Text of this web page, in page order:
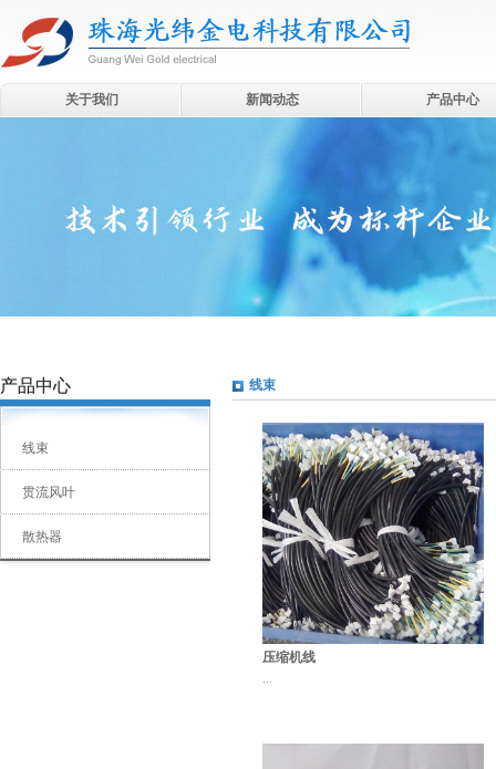
珠海光纬金电科技有限公司
关于我们 新闻动态 产品中心
产品中心
线束
贯流风叶
散热器
线束
压缩机线
...